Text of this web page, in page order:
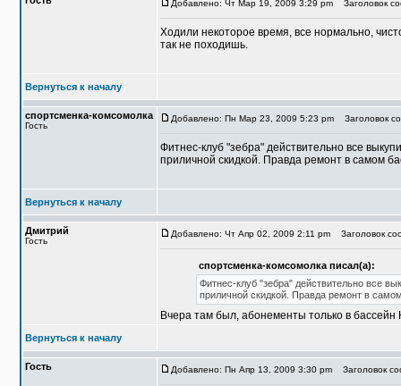
Добавлено: Чт Мар 19, 2009 3:29 pm Заголовок
Ходили некоторое время, все нормально,
так не походишь.
Вернуться к началу
спортсменка-комсомолка
Гость
Добавлено: Пн Мар 23, 2009 5:23 pm Заголовок
Фитнес-клуб "зебра" действительно все
приличной скидкой. Правда ремонт в самом
Вернуться к началу
Дмитрий
Гость
Добавлено: Чт Апр 02, 2009 2:11 pm Заголовок
спортсменка-комсомолка писал(а):
Фитнес-клуб "зебра" действительно все
приличной скидкой. Правда ремонт в
Вчера там был, абонементы только в
Вернуться к началу
Гость Добавлено: Пн Апр 13, 2009 3:30 pm Заголовок